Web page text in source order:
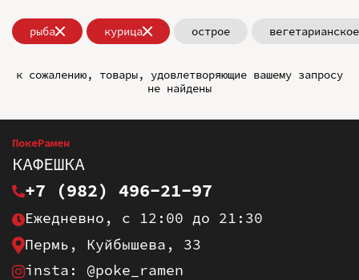
рыба курица острое вегетарианское
к сожалению, товары, удовлетворяющие вашему запросу
не найдены
ПокеРамен
КАФЕШКА
+7 (982) 496-21-97
Ежедневно, с 12:00 до 21:30
Пермь, Куйбышева, 33
insta: @poke_ramen